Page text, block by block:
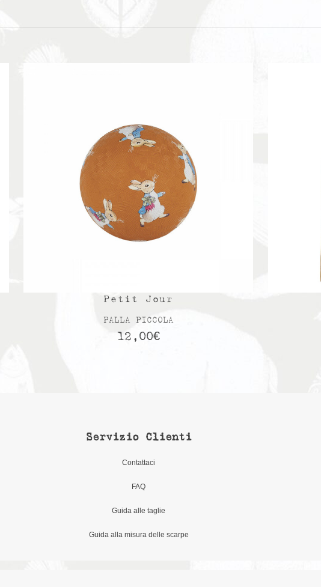
Petit Jour
PALLA PICCOLA
12,00€
Servizio Clienti
Contattaci
FAQ
Guida alle taglie
Guida alla misura delle scarpe